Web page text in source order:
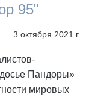
95"
3 октября 2021 г.
Пандоры»
мировых